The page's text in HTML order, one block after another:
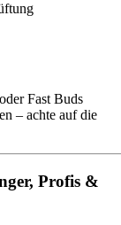
oderFast Buds
– achte auf die
Profis &